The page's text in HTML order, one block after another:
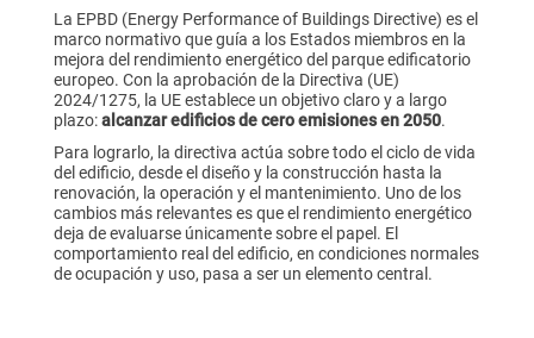
La EPBD (Energy Performance of Buildings Directive) es el
marco normativo que guía a los Estados miembros en la
mejora del rendimiento energético del parque edificatorio
europeo. Con la aprobación de la Directiva (UE)
2024/1275, la UE establece un objetivo claro y a largo
plazo:alcanzar edificios de cero emisiones en 2050.
Para lograrlo, la directiva actúa sobre todo el ciclo de vida
del edificio, desde el diseño y la construcción hasta la
renovación, la operación y el mantenimiento. Uno de los
cambios más relevantes es que el rendimiento energético
deja de evaluarse únicamente sobre el papel. El
comportamiento real del edificio, en condiciones normales
de ocupación y uso, pasa a ser un elemento central.